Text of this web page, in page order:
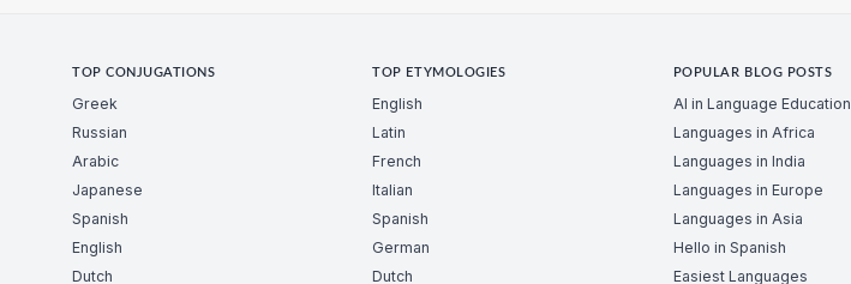
TOP CONJUGATIONS
Greek
Russian
Arabic
Japanese
Spanish
English
Dutch
TOP ETYMOLOGIES
English
Latin
French
Italian
Spanish
German
Dutch
POPULAR BLOG POSTS
AI in Language Education
Languages in Africa
Languages in India
Languages in Europe
Languages in Asia
Hello in Spanish
Easiest Languages